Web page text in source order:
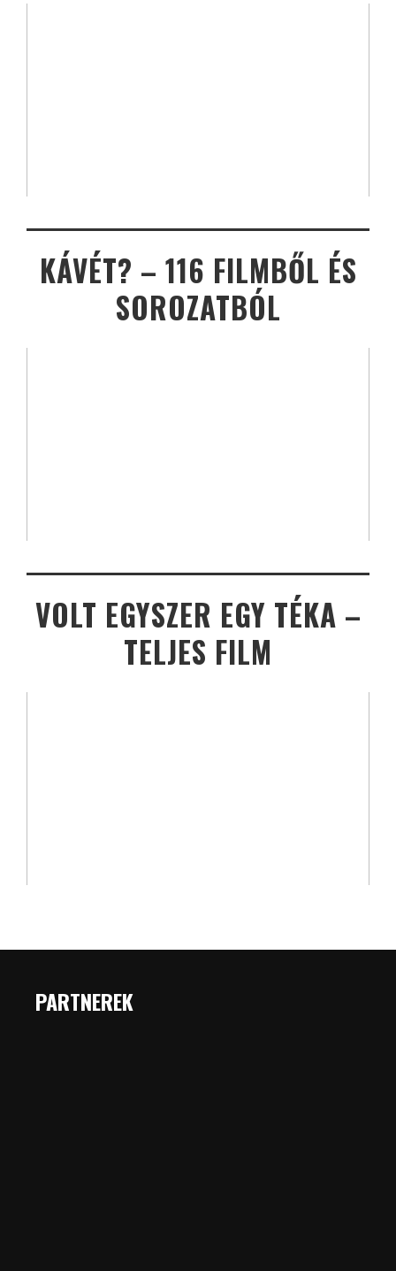
KÁVÉT? – 116 FILMBŐL ÉS
SOROZATBÓL
VOLT EGYSZER EGY TÉKA –
TELJES FILM
PARTNEREK